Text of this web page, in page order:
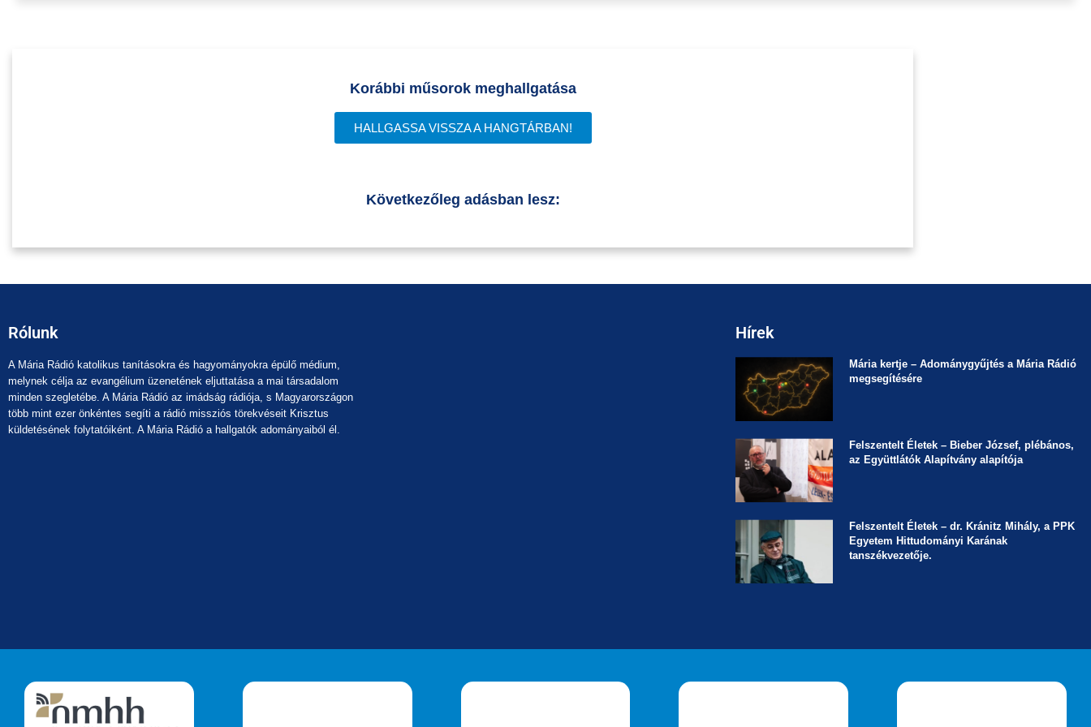
Korábbi műsorok meghallgatása
HALLGASSA VISSZA A HANGTÁRBAN!
Következőleg adásban lesz:
Rólunk
A Mária Rádió katolikus tanításokra és hagyományokra épülő médium,
melynek célja az evangélium üzenetének eljuttatása a mai társadalom
minden szegletébe. A Mária Rádió az imádság rádiója, s Magyarországon
több mint ezer önkéntes segíti a rádió missziós törekvéseit Krisztus
küldetésének folytatóiként. A Mária Rádió a hallgatók adományaiból él.
Hírek
Mária kertje – Adománygyűjtés a Mária Rádió
megsegítésére
Felszentelt Életek ­– Bieber József, plébános,
az Együttlátók Alapítvány alapítója
Felszentelt Életek ­– dr. Kránitz Mihály, a PPK
Egyetem Hittudományi Karának
tanszékvezetője.